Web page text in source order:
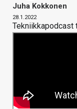
Juha Kokkonen
28.1.2022
Tekniikkapodcast